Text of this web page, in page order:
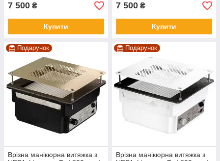
7 500 ₴
Купити
7 500 ₴
Купити
Подарунок
Врізна манікюрна витяжка з
Подарунок
Врізна манікюрна витяжка з